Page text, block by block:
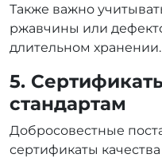
Также важно
ржавчины или
длительном хранении.
5.
стандартам
Добросовестные
сертификаты